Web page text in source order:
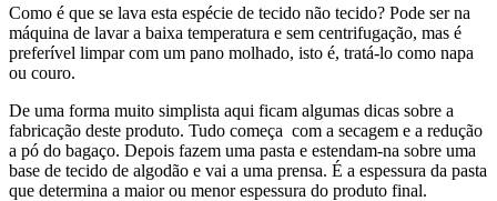
Como é que se lava esta espécie de tecido não tecido? Pode ser na
máquina de lavar a baixa temperatura e sem centrifugação, mas é
preferível limpar com um pano molhado, isto é, tratá-lo como napa
ou couro.
De uma forma muito simplista aqui ficam algumas dicas sobre a
fabricação deste produto. Tudo começa com a secagem e a redução
a pó do bagaço. Depois fazem uma pasta e estendam-na sobre uma
base de tecido de algodão e vai a uma prensa. É a espessura da pasta
que determina a maior ou menor espessura do produto final.